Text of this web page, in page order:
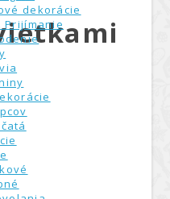
dekorácie
Prijímanie